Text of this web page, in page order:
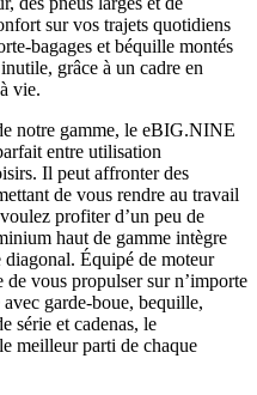
sur vos trajets quotidiens
bagages et béquille montés
grâce à un cadre en
vie.
notre gamme, le eBIG.NINE
entre utilisation
Il peut affronter des
de vous rendre au travail
profiter d’un peu de
haut de gamme intègre
Équipé de moteur
vous propulser sur n’importe
garde-boue, bequille,
série et cadenas, le
meilleur parti de chaque